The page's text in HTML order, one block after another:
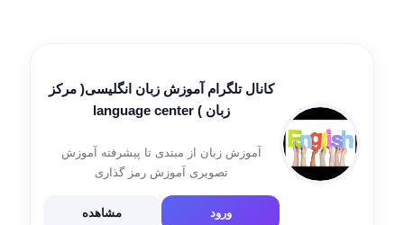
کانال تلگرام آموزش زبان انگلیسی( مرکز
زبان ) language center
آموزش زبان از مبتدی تا پیشرفته آموزش
تصویری آموزش رمز گذاری
ورود مشاهده